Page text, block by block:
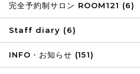
完全予約制サロン ROOM121 (6)
Staff diary (6)
INFO・お知らせ (151)